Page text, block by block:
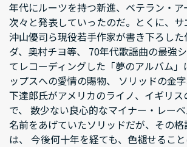
年代にルーツを持つ新進、ベテラン・ア
次々と発表していったのだ。とくに、サ
沖山優司ら現役若手作家が書き下ろし
ダ、奥村チヨ等、 70年代歌謡曲の最強
てレコーディングした「夢のアルバム
ップスへの愛情の賜物、 ソリッドの金
下達郎氏がアメリカのライノ、イギリ
で、 数少ない良心的なマイナー・レー
名前をあげていたソリッドだが、その
は、 今後何十年を経ても、色褪せるこ